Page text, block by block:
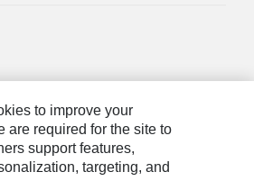
to improve your
are required for the site to
support features,
targeting, and